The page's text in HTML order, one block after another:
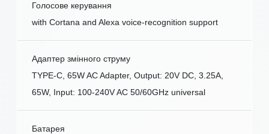
Голосове керування
with Cortana and Alexa voice-recognition support
Адаптер змінного струму
TYPE-C, 65W AC Adapter, Output: 20V DC, 3.25A,
65W, Input: 100-240V AC 50/60GHz universal
Батарея